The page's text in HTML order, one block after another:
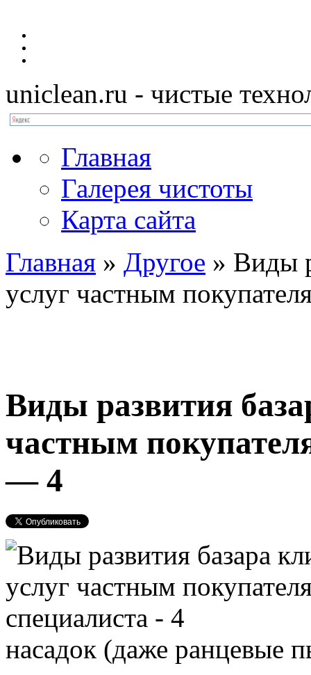
uniclean.ru - чистые
Главная
Галерея чистоты
Карта сайта
Главная » Другое » Виды
услуг частным
Виды развития
частным
— 4
насадок (даже ранцевые